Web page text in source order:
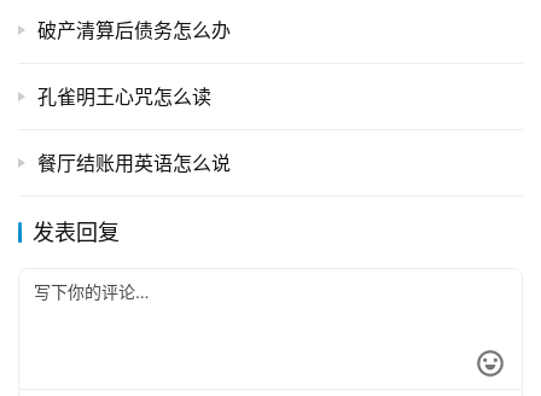
破产清算后债务怎么办
孔雀明王心咒怎么读
餐厅结账用英语怎么说
发表回复